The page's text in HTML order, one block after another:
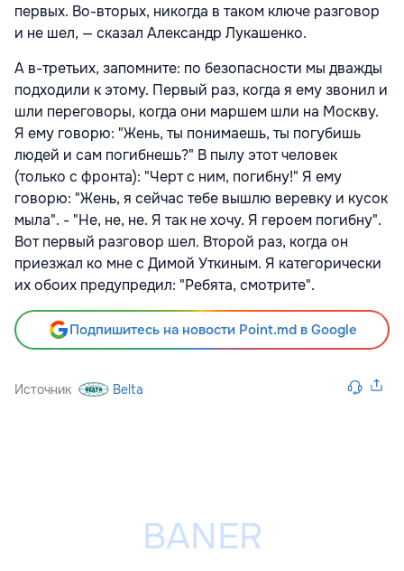
первых. Во-вторых, никогда в таком ключе разговор
и не шел, — сказал Александр Лукашенко.
А в-третьих, запомните: по безопасности мы дважды
подходили к этому. Первый раз, когда я ему звонил и
шли переговоры, когда они маршем шли на Москву.
Я ему говорю: "Жень, ты понимаешь, ты погубишь
людей и сам погибнешь?" В пылу этот человек
(только с фронта): "Черт с ним, погибну!" Я ему
говорю: "Жень, я сейчас тебе вышлю веревку и кусок
мыла". - "Не, не, не. Я так не хочу. Я героем погибну".
Вот первый разговор шел. Второй раз, когда он
приезжал ко мне с Димой Уткиным. Я категорически
их обоих предупредил: "Ребята, смотрите".
Подпишитесь на новости Point.md в Google
Источник Belta